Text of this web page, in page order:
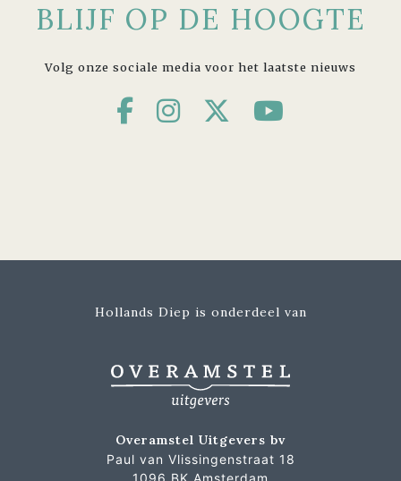
BLIJF OP DE HOOGTE
Volg onze sociale media voor het laatste nieuws
Hollands Diep is onderdeel van
Overamstel Uitgevers bv
Paul van Vlissingenstraat 18
1096 BK Amsterdam